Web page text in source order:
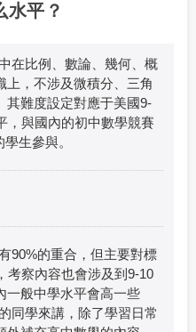
水平？
在比例、數論、幾何、概
上，不涉及微積分、三角
其難度設定對應于美國9-
，與國內的初中數學競賽
生參與。
90%的重合，但主要對標
考察內容也會涉及到9-10
一般中學水平會高一些
同學來講，除了學習日常